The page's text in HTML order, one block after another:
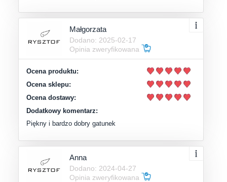
Małgorzata
Dodano: 2025-02-17
Opinia zweryfikowana
Ocena produktu:
Ocena sklepu:
Ocena dostawy:
Dodatkowy komentarz:
Piękny i bardzo dobry gatunek
Anna
Dodano: 2024-04-27
Opinia zweryfikowana